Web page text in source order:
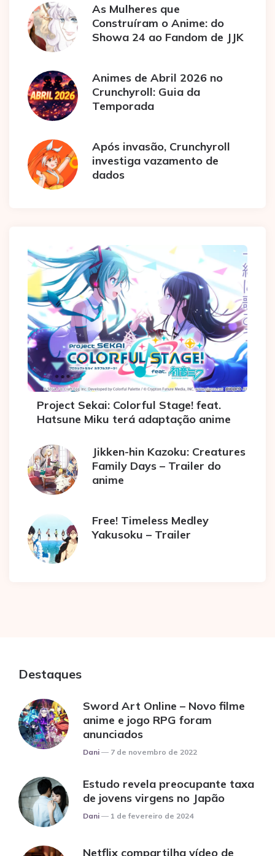
As Mulheres que
Construíram o Anime: do
Showa 24 ao Fandom de JJK
Animes de Abril 2026 no
Crunchyroll: Guia da
Temporada
Após invasão, Crunchyroll
investiga vazamento de
dados
Project Sekai: Colorful Stage! feat.
Hatsune Miku terá adaptação anime
Jikken-hin Kazoku: Creatures
Family Days – Trailer do
anime
Free! Timeless Medley
Yakusoku – Trailer
Destaques
Sword Art Online – Novo filme
anime e jogo RPG foram
anunciados
Posted
Dani 7 de novembro de 2022
Estudo revela preocupante taxa
de jovens virgens no Japão
Posted
Dani 1 de fevereiro de 2024
Netflix compartilha vídeo de